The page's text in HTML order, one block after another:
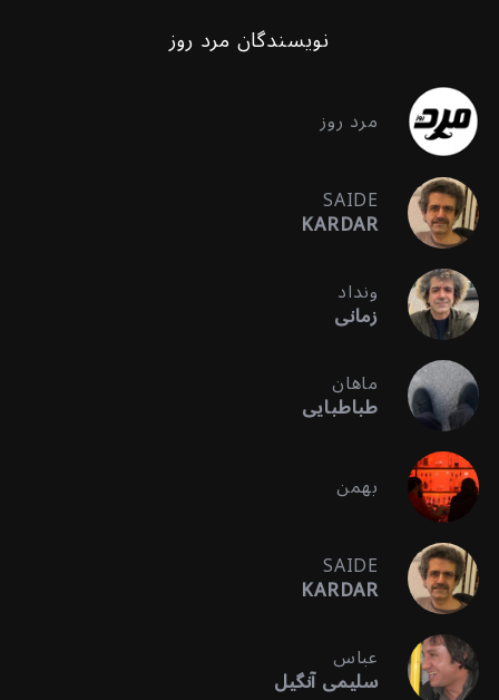
نویسندگان مرد روز
مرد روز
SAIDE
KARDAR
ونداد
زمانی
ماهان
طباطبایی
بهمن
SAIDE
KARDAR
عباس
سلیمی آنگیل